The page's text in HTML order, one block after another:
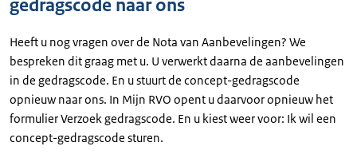
gedragscode naar ons
Heeft u nog vragen over de Nota van Aanbevelingen? We
bespreken dit graag met u. U verwerkt daarna de aanbevelingen
in de gedragscode. En u stuurt de concept-gedragscode
opnieuw naar ons. In Mijn RVO opent u daarvoor opnieuw het
formulier Verzoek gedragscode. En u kiest weer voor: Ik wil een
concept-gedragscode sturen.